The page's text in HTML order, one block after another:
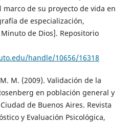
de su proyecto de vida en
de especialización,
de Dios]. Repositorio
handle/10656/16318
M. (2009). Validación de la
en población general y
de Buenos Aires. Revista
y Evaluación Psicológica,